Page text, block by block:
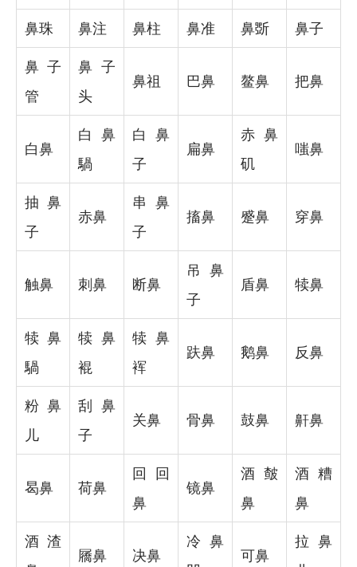
鼻珠
鼻注 鼻柱 鼻准 鼻斲
鼻子
鼻子
管
鼻子
头
鼻祖 巴鼻 鳌鼻 把鼻
白鼻
白鼻
騧
白鼻
子
扁鼻
赤鼻
矶
嗤鼻
抽鼻
子
赤鼻
串鼻
子
搐鼻 蹙鼻 穿鼻
触鼻 刺鼻 断鼻
吊鼻
子
盾鼻 犊鼻
犊鼻
騧
犊鼻
裩
犊鼻
裈
趺鼻 鹅鼻 反鼻
粉鼻
儿
刮鼻
子
关鼻 骨鼻 鼓鼻 鼾鼻
曷鼻 荷鼻
回回
鼻
镜鼻
酒皶
鼻
酒糟
鼻
酒渣
屩鼻 决鼻
冷鼻
可鼻
拉鼻